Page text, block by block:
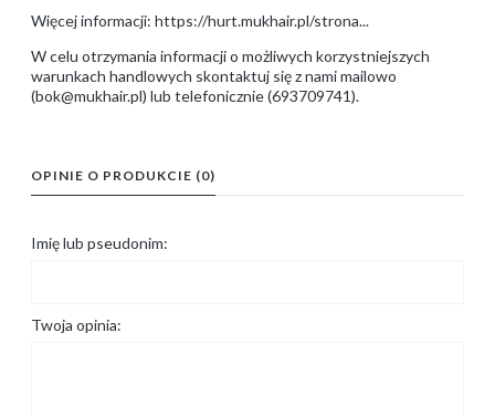
Więcej informacji: https://hurt.mukhair.pl/strona...
W celu otrzymania informacji o możliwych korzystniejszych
warunkach handlowych skontaktuj się z nami mailowo
(bok@mukhair.pl) lub telefonicznie (693709741).
OPINIE O PRODUKCIE (0)
Imię lub pseudonim:
Twoja opinia: